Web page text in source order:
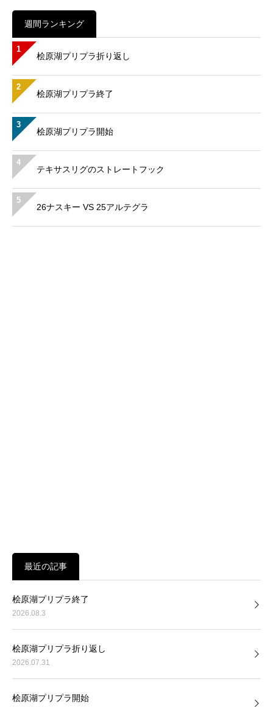
週間ランキング
1
桧原湖プリプラ折り返し
2
桧原湖プリプラ終了
3
桧原湖プリプラ開始
4
テキサスリグのストレートフック
5
26ナスキー VS 25アルテグラ
最近の記事
桧原湖プリプラ終了
2026.08.3
桧原湖プリプラ折り返し
2026.07.31
桧原湖プリプラ開始